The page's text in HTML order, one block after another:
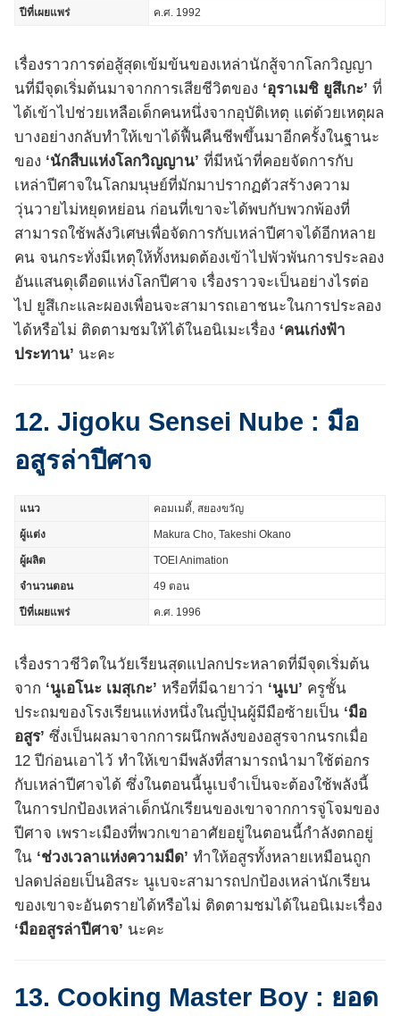
ปีที่เผยแพร่ ค.ศ. 1992
เรื่องราวการต่อสู้สุดเข้มข้นของเหล่านักสู้จากโลกวิญญา
นที่มีจุดเริ่มต้นมาจากการเสียชีวิตของ ‘อุราเมชิ ยูสึเกะ’ ที่
ได้เข้าไปช่วยเหลือเด็กคนหนึ่งจากอุบัติเหตุ แต่ด้วยเหตุผล
บางอย่างกลับทำให้เขาได้ฟื้นคืนชีพขึ้นมาอีกครั้งในฐานะ
ของ ‘นักสืบแห่งโลกวิญญาน’ ที่มีหน้าที่คอยจัดการกับ
เหล่าปีศาจในโลกมนุษย์ที่มักมาปรากฏตัวสร้างความ
วุ่นวายไม่หยุดหย่อน ก่อนที่เขาจะได้พบกับพวกพ้องที่
สามารถใช้พลังวิเศษเพื่อจัดการกับเหล่าปีศาจได้อีกหลาย
คน จนกระทั่งมีเหตุให้ทั้งหมดต้องเข้าไปพัวพันการประลอง
อันแสนดุเดือดแห่งโลกปีศาจ เรื่องราวจะเป็นอย่างไรต่อ
ไป ยูสึเกะและผองเพื่อนจะสามารถเอาชนะในการประลอง
ได้หรือไม่ ติดตามชมให้ได้ในอนิเมะเรื่อง ‘คนเก่งฟ้า
ประทาน’ นะคะ
12. Jigoku Sensei Nube : มือ
อสูรล่าปีศาจ
แนว คอมเมดี้, สยองขวัญ
ผู้แต่ง Makura Cho, Takeshi Okano
ผู้ผลิต TOEI Animation
จำนวนตอน 49 ตอน
ปีที่เผยแพร่ ค.ศ. 1996
เรื่องราวชีวิตในวัยเรียนสุดแปลกประหลาดที่มีจุดเริ่มต้น
จาก ‘นูเอโนะ เมสุเกะ’ หรือที่มีฉายาว่า ‘นูเบ’ ครูชั้น
ประถมของโรงเรียนแห่งหนึ่งในญี่ปุ่นผู้มีมือซ้ายเป็น ‘มือ
อสูร’ ซึ่งเป็นผลมาจากการผนึกพลังของอสูรจากนรกเมื่อ
12 ปีก่อนเอาไว้ ทำให้เขามีพลังที่สามารถนำมาใช้ต่อกร
กับเหล่าปีศาจได้ ซึ่งในตอนนี้นูเบจำเป็นจะต้องใช้พลังนี้
ในการปกป้องเหล่าเด็กนักเรียนของเขาจากการจู่โจมของ
ปีศาจ เพราะเมืองที่พวกเขาอาศัยอยู่ในตอนนี้กำลังตกอยู่
ใน ‘ช่วงเวลาแห่งความมืด’ ทำให้อสูรทั้งหลายเหมือนถูก
ปลดปล่อยเป็นอิสระ นูเบจะสามารถปกป้องเหล่านักเรียน
ของเขาจะอันตรายได้หรือไม่ ติดตามชมได้ในอนิเมะเรื่อง
‘มืออสูรล่าปีศาจ’ นะคะ
13. Cooking Master Boy : ยอด